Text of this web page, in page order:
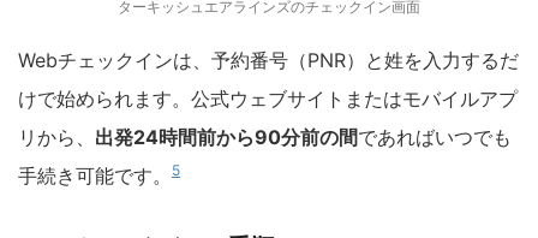
ターキッシュエアラインズのチェックイン画面
Webチェックインは、予約番号（PNR）と姓を入力するだ
けで始められます。公式ウェブサイトまたはモバイルアプ
リから、 出発24時間前から90分前の間であればいつでも
手続き可能です。
5